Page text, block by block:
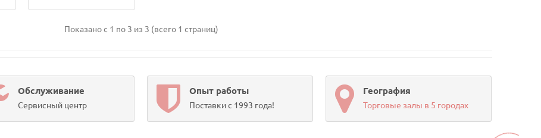
Показано с 1 по 3 из 3 (всего 1 страниц)
Обслуживание
Сервисный центр
Опыт работы
Поставки с 1993 года!
География
Торговые залы в 5 городах